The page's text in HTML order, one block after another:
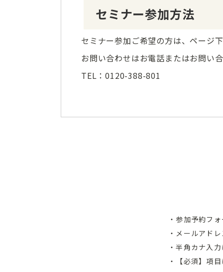
セミナー参加方法
セミナー参加ご希望の方は、ページ
お問い合わせはお電話またはお問い
TEL：0120-388-801
・参加予約フ
・メールアド
・半角カナ入
・【必須】項